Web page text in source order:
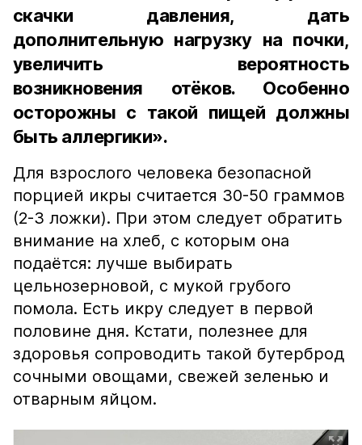
скачки давления, дать
дополнительную нагрузку на почки,
увеличить вероятность
возникновения отёков. Особенно
осторожны с такой пищей должны
быть аллергики».
Для взрослого человека безопасной
порцией икры считается 30-50 граммов
(2-3 ложки). При этом следует обратить
внимание на хлеб, с которым она
подаётся: лучше выбирать
цельнозерновой, с мукой грубого
помола. Есть икру следует в первой
половине дня. Кстати, полезнее для
здоровья сопроводить такой бутерброд
сочными овощами, свежей зеленью и
отварным яйцом.